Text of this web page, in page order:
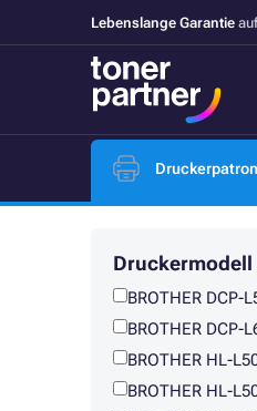
Lebenslange Garantie
Druckermodell
BROTHER DCP-
BROTHER DCP-
BROTHER HL-
BROTHER HL-